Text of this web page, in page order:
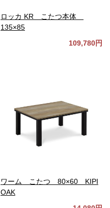
ロッカ KR こたつ本体
135×85
109,780円
ワーム こたつ 80×60 KIPI
OAK